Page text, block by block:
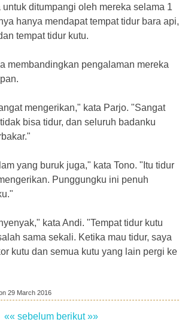
ditumpangi oleh mereka selama 1
hanya mendapat tempat tidur bara api,
tempat tidur kutu.
membandingkan pengalaman mereka
mengerikan," kata Parjo. "Sangat
bisa tidur, dan seluruh badanku
yang buruk juga," kata Tono. "Itu tidur
Punggungku ini penuh
kata Andi. "Tempat tidur kutu
sama sekali. Ketika mau tidur, saya
kutu dan semua kutu yang lain pergi ke
29 March 2016
«« sebelum berikut »»